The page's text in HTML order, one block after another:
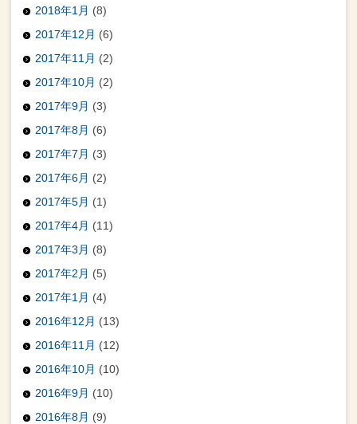
2018年1月 (8)
2017年12月 (6)
2017年11月 (2)
2017年10月 (2)
2017年9月 (3)
2017年8月 (6)
2017年7月 (3)
2017年6月 (2)
2017年5月 (1)
2017年4月 (11)
2017年3月 (8)
2017年2月 (5)
2017年1月 (4)
2016年12月 (13)
2016年11月 (12)
2016年10月 (10)
2016年9月 (10)
2016年8月 (9)